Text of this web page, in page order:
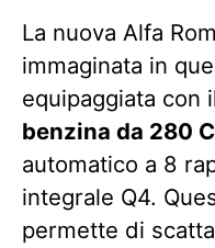
La nuova Alfa
immaginata in
equipaggiata con
benzina da 280
automatico a 8
integrale Q4.
permette di